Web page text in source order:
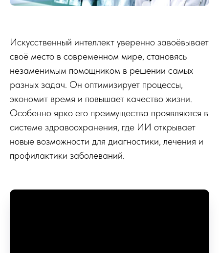
Искусственный интеллект уверенно завоёвывает
своё место в современном мире, становясь
незаменимым помощником в решении самых
разных задач. Он оптимизирует процессы,
экономит время и повышает качество жизни.
Особенно ярко его преимущества проявляются в
системе здравоохранения, где ИИ открывает
новые возможности для диагностики, лечения и
профилактики заболеваний.